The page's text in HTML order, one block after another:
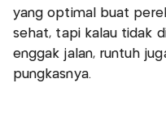
yang optimal buat
sehat, tapi kalau tidak
enggak jalan, runtuh
pungkasnya.